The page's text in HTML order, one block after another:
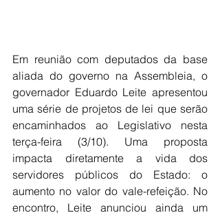
Em reunião com deputados da base
aliada do governo na Assembleia, o
governador Eduardo Leite apresentou
uma série de projetos de lei que serão
encaminhados ao Legislativo nesta
terça-feira (3/10). Uma proposta
impacta diretamente a vida dos
servidores públicos do Estado: o
aumento no valor do vale-refeição. No
encontro, Leite anunciou ainda um